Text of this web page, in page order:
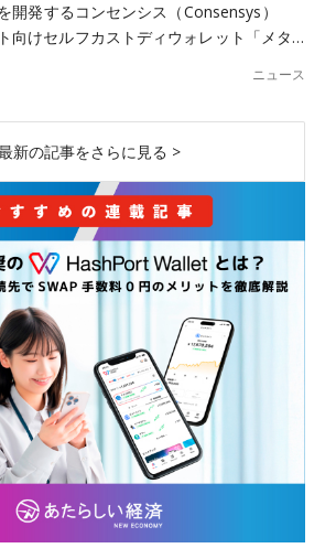
開発するコンセンシス（Consensys）
向けセルフカストディウォレット「メタ…
ニュース
新の記事をさらに見る >